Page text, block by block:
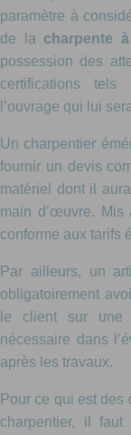
paramètre à
de la charpente
possession des
certifications
l’ouvrage qui lui
Un charpentier
fournir un devis
matériel dont il
main d’œuvre. Mis
conforme aux tarifs
Par ailleurs, un
obligatoirement
le client sur une
nécessaire dans
après les travaux.
Pour ce qui est des
charpentier, il